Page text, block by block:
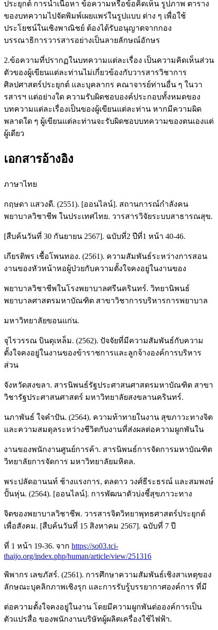
ประยุกต์ การนำเนื้อหา ข้อความหรือข้อคิดเห็น รูปภาพ ตาราง
ของบทความไปจัดพิมพ์เผยแพร่ในรูปแบบ ต่าง ๆ เพื่อใช้
ประโยชน์ในเชิงพาณิชย์ ต้องได้รับอนุญาตจากกอง
บรรณาธิการวารสารอย่างเป็นลายลักษณ์อักษร
2.ข้อความที่ปรากฏในบทความแต่ละเรื่อง เป็นความคิดเห็นส่วน
ตัวของผู้เขียนแต่ละท่านไม่เกี่ยวข้องกับวารสารวิชาการ
ศิลปศาสตร์ประยุกต์ และบุคลากร คณาจารย์ท่านอื่น ๆ ในวา
รสารฯ แต่อย่างใด ความรับผิดชอบองค์ประกอบทั้งหมดของ
บทความแต่ละเรื่องเป็นของผู้เขียนแต่ละท่าน หากมีความผิด
พลาดใด ๆ ผู้เขียนแต่ละท่านจะรับผิดชอบบทความของตนเองแต่
ผู้เดียว
เอกสารอ้างอิง
ภาษาไทย
กฤษดา แสวงดี. (2551). [ออนไลน์]. สถานการณ์กำลังคน
พยาบาลวิชาชีพ ในประเทศไทย. วารสารวิจัยระบบสาธารณสุข.
[สืบค้นวันที่ 30 กันยายน 2567]. ฉบับที่2 ปีที่1 หน้า 40-46.
เกียรติพร เชื้อโพนทอง. (2561). ความสัมพันธ์ระหว่างการสอน
งานของหัวหน้าหอผู้ป่วยกับความตั้งใจคงอยู่ในงานของ
พยาบาลวิชาชีพในโรงพยาบาลศรีนครินทร์. วิทยานิพนธ์
พยาบาลศาสตรมหาบัณฑิต สาขาวิชาการบริหารการพยาบาล
มหาวิทยาลัยขอนแก่น.
จุไรวรรณ บินดุเหล็ม. (2562). ปัจจัยที่มีความสัมพันธ์กับความ
ตั้งใจคงอยู่ในงานของข้าราชการและลูกจ้างองค์การบริหาร
ส่วน
จังหวัดสงขลา. สารนิพนธ์รัฐประศาสนศาสตรมหาบัณฑิต สาขา
วิชารัฐประศาสนศาสตร์ มหาวิทยาลัยสงขลานครินทร์.
นภาพันธ์ ใจคําปัน. (2564). ความท้าทายในงาน สุขภาวะทางจิต
และความสมดุลระหว่างชีวิตกับงานที่ส่งผลต่อความผูกพันใน
งานของพนักงานศูนย์การค้า. สารนิพนธ์การจัดการมหาบัณฑิต
วิทยาลัยการจัดการ มหาวิทยาลัยมหิดล.
พระปลัดอานนท์ ช้างแรงการ, ดลดาว วงศ์ธีระธรณ์ และสมพงษ์
ปั้นหุ่น. (2564). [ออนไลน์]. การพัฒนาตัวบ่งชี้สุขภาวะทาง
จิตของพยาบาลวิชาชีพ. วารสารจิตวิทยาพุทธศาสตร์ประยุกต์
เพื่อสังคม. [สืบค้นวันที่ 15 สิงหาคม 2567]. ฉบับที่ 7 ปี
ที่ 1 หน้า 19-36. จาก https://so03.tci-
thaijo.org/index.php/human/article/view/251316
พิพากร เลขภัสร์. (2561). การศึกษาความสัมพันธ์เชิงสาเหตุของ
ลักษณะบุคลิกภาพเชิงรุก และการรับรู้บรรยากาศองค์การ ที่มี
ต่อความตั้งใจคงอยู่ในงาน โดยมีความผูกพันต่อองค์การเป็น
ตัวแปรสื่อ ของพนักงานบริษัทผู้ผลิตเครื่องใช้ไฟฟ้า.